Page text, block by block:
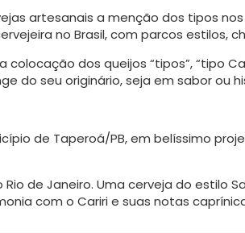
artesanais a menção dos tipos
no Brasil, com parcos
colocação dos queijos “tipos”,
do seu originário, seja em sabor ou
de Taperoá/PB, em belíssimo
de Janeiro. Uma cerveja do
com o Cariri e suas notas